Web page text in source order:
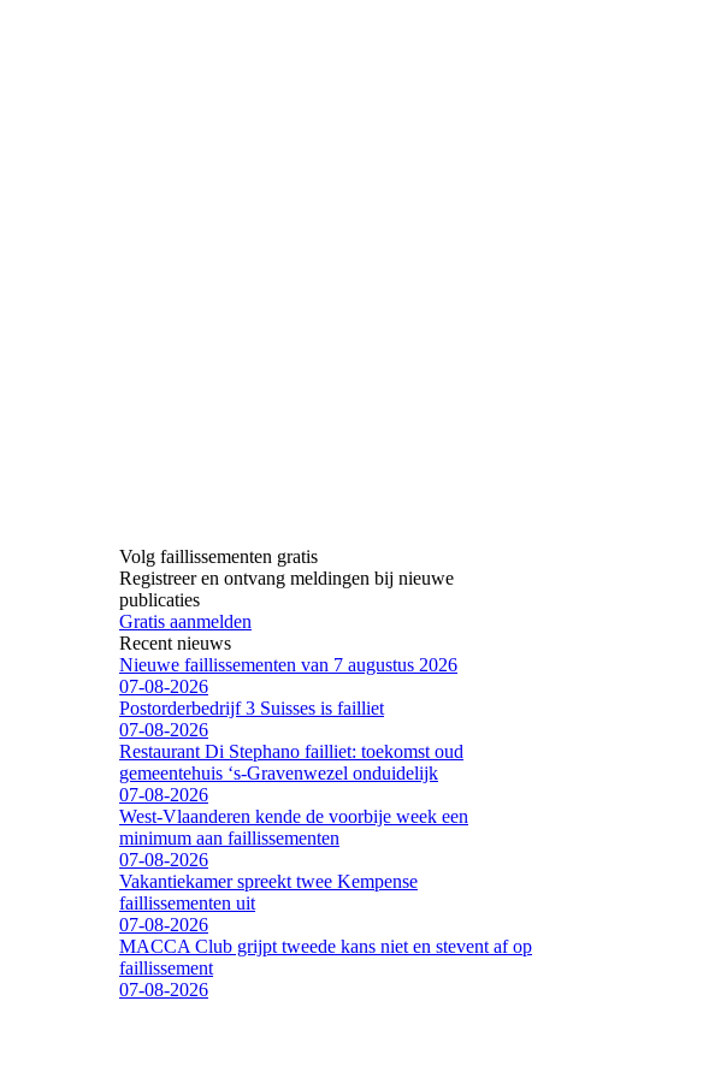
Volg faillissementen gratis
Registreer en ontvang meldingen bij nieuwe
publicaties
Gratis aanmelden
Recent nieuws
Nieuwe faillissementen van 7 augustus 2026
07-08-2026
Postorderbedrijf 3 Suisses is failliet
07-08-2026
Restaurant Di Stephano failliet: toekomst oud
gemeentehuis ‘s-Gravenwezel onduidelijk
07-08-2026
West-Vlaanderen kende de voorbije week een
minimum aan faillissementen
07-08-2026
Vakantiekamer spreekt twee Kempense
faillissementen uit
07-08-2026
MACCA Club grijpt tweede kans niet en stevent af op
faillissement
07-08-2026